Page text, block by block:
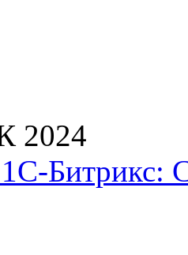
2024
1С-Битрикс: